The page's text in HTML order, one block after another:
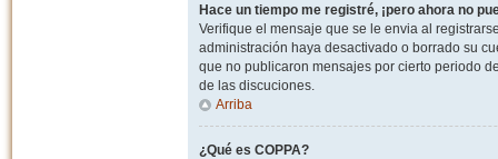
Hace un tiempo me registré, ¡pero ahora no
Verifique el mensaje que se le envia al
administración haya desactivado o borrado su
que no publicaron mensajes por cierto periodo
de las discuciones.
Arriba
¿Qué es COPPA?